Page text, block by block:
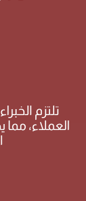
تلتزم
العملاء،